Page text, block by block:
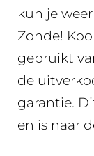
kun je
Zonde!
gebruikt
de
garantie.
en is naar